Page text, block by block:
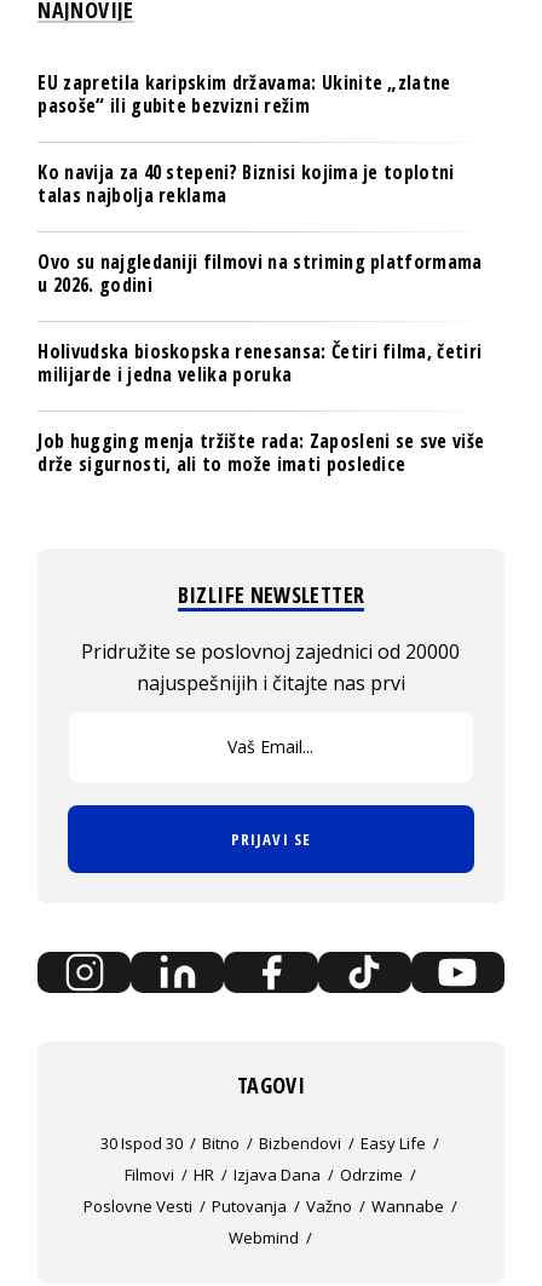
NAJNOVIJE
EU zapretila karipskim državama: Ukinite „zlatne
pasoše“ ili gubite bezvizni režim
Ko navija za 40 stepeni? Biznisi kojima je toplotni
talas najbolja reklama
Ovo su najgledaniji filmovi na striming platformama
u 2026. godini
Holivudska bioskopska renesansa: Četiri filma, četiri
milijarde i jedna velika poruka
Job hugging menja tržište rada: Zaposleni se sve više
drže sigurnosti, ali to može imati posledice
BIZLIFE NEWSLETTER
Pridružite se poslovnoj zajednici od 20000
najuspešnijih i čitajte nas prvi
PRIJAVI SE
TAGOVI
30 Ispod 30 Bitno Bizbendovi
Easy Life
Filmovi
HR Izjava Dana
Odrzime
Poslovne Vesti
Putovanja Važno
Wannabe
Webmind